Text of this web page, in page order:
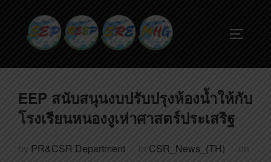
EEP สนับสนุนงบปรับปรุงห้องน้ำให้กับ
โรงเรียนหนองงูเห่าศาสตร์ประเสริฐ
by PR&CSR Department in CSR_News_(TH)
on